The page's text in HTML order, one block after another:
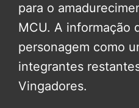
para o
MCU. A informação
personagem como
integrantes
Vingadores.